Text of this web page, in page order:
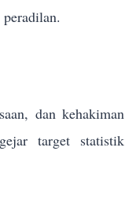
dan kehakiman
target statistik